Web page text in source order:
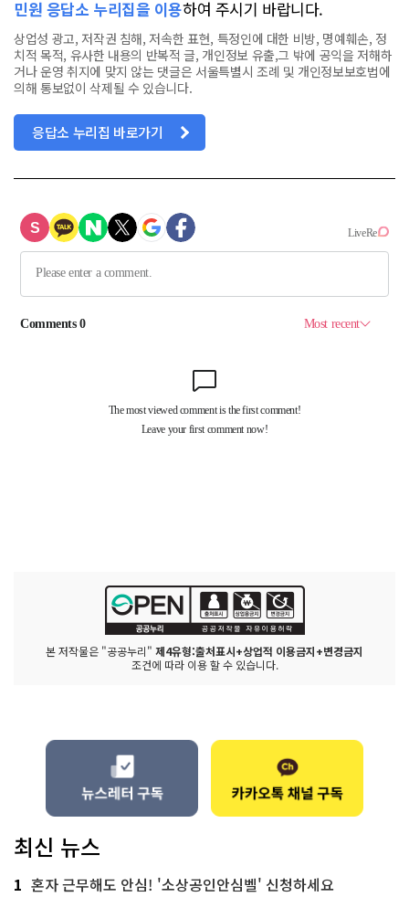
민원 응답소 누리집을 이용하여 주시기 바랍니다.
상업성 광고, 저작권 침해, 저속한 표현, 특정인에 대한 비방, 명예훼손, 정
치적 목적, 유사한 내용의 반복적 글, 개인정보 유출,그 밖에 공익을 저해하
거나 운영 취지에 맞지 않는 댓글은 서울특별시 조례 및 개인정보보호법에
의해 통보없이 삭제될 수 있습니다.
응답소 누리집 바로가기
본 저작물은 "공공누리" 제4유형:출처표시+상업적 이용금지+변경금지
조건에 따라 이용 할 수 있습니다.
최신 뉴스
1 혼자 근무해도 안심! '소상공인안심벨' 신청하세요